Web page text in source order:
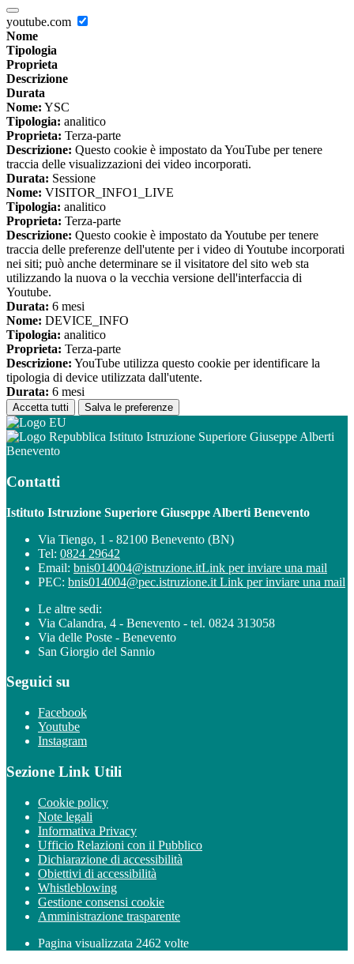
youtube.com
Nome
Tipologia
Proprieta
Descrizione
Durata
Nome: YSC
Tipologia: analitico
Proprieta: Terza-parte
Descrizione: Questo cookie è impostato da YouTube per tenere
traccia delle visualizzazioni dei video incorporati.
Durata: Sessione
Nome: VISITOR_INFO1_LIVE
Tipologia: analitico
Proprieta: Terza-parte
Descrizione: Questo cookie è impostato da Youtube per tenere
traccia delle preferenze dell'utente per i video di Youtube incorporati
nei siti; può anche determinare se il visitatore del sito web sta
utilizzando la nuova o la vecchia versione dell'interfaccia di
Youtube.
Durata: 6 mesi
Nome: DEVICE_INFO
Tipologia: analitico
Proprieta: Terza-parte
Descrizione: YouTube utilizza questo cookie per identificare la
tipologia di device utilizzata dall'utente.
Durata: 6 mesi
Accetta tutti Salva le preferenze
Istituto Istruzione Superiore Giuseppe Alberti
Benevento
Contatti
Istituto Istruzione Superiore Giuseppe Alberti Benevento
Via Tiengo, 1 - 82100 Benevento (BN)
Tel: 0824 29642
Email: bnis014004@istruzione.itLink per inviare una mail
PEC: bnis014004@pec.istruzione.it Link per inviare una mail
Le altre sedi:
Via Calandra, 4 - Benevento - tel. 0824 313058
Via delle Poste - Benevento
San Giorgio del Sannio
Seguici su
Facebook
Youtube
Instagram
Sezione Link Utili
Cookie policy
Note legali
Informativa Privacy
Ufficio Relazioni con il Pubblico
Dichiarazione di accessibilità
Obiettivi di accessibilità
Whistleblowing
Gestione consensi cookie
Amministrazione trasparente
Pagina visualizzata 2462 volte